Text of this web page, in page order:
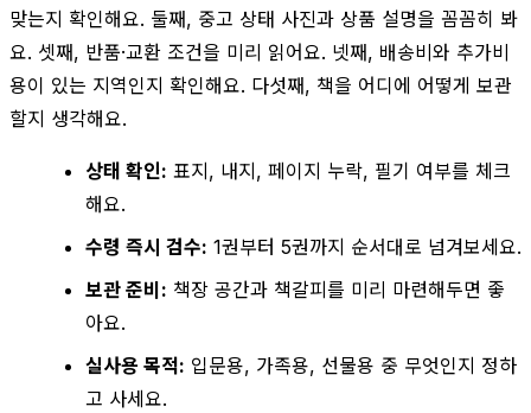
맞는지 확인해요. 둘째, 중고 상태 사진과 상품 설명을 꼼꼼히 봐
요. 셋째, 반품·교환 조건을 미리 읽어요. 넷째, 배송비와 추가비
용이 있는 지역인지 확인해요. 다섯째, 책을 어디에 어떻게 보관
할지 생각해요.
상태 확인: 표지, 내지, 페이지 누락, 필기 여부를 체크
해요.
수령 즉시 검수: 1권부터 5권까지 순서대로 넘겨보세요.
보관 준비: 책장 공간과 책갈피를 미리 마련해두면 좋
아요.
실사용 목적: 입문용, 가족용, 선물용 중 무엇인지 정하
고 사세요.